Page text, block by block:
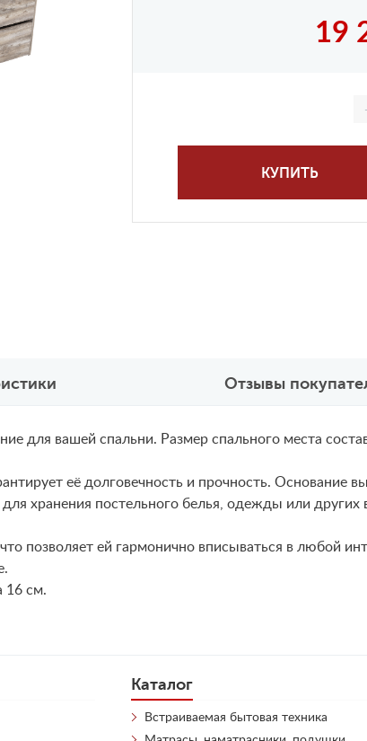
19
КУПИТЬ
Отзывы
для вашей спальни. Размер спального места
её долговечность и прочность.
хранения постельного белья, одежды или
позволяет ей гармонично вписываться в любой
16 см.
Каталог
Встраиваемая бытовая техника